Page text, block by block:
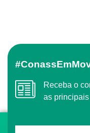
Receba o
as